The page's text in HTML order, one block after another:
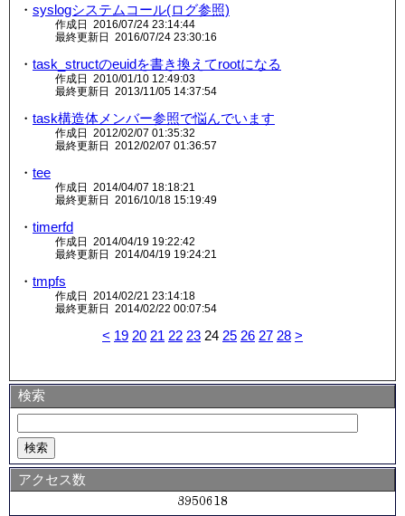
・ syslogシステムコール(ログ参照)
作成日 2016/07/24 23:14:44
最終更新日 2016/07/24 23:30:16
・ task_structのeuidを書き換えてrootになる
作成日 2010/01/10 12:49:03
最終更新日 2013/11/05 14:37:54
・ task構造体メンバー参照で悩んでいます
作成日 2012/02/07 01:35:32
最終更新日 2012/02/07 01:36:57
・ tee
作成日 2014/04/07 18:18:21
最終更新日 2016/10/18 15:19:49
・ timerfd
作成日 2014/04/19 19:22:42
最終更新日 2014/04/19 19:24:21
・ tmpfs
作成日 2014/02/21 23:14:18
最終更新日 2014/02/22 00:07:54
< 19 20 21 22 23 24 25 26 27 28 >
検索
アクセス数